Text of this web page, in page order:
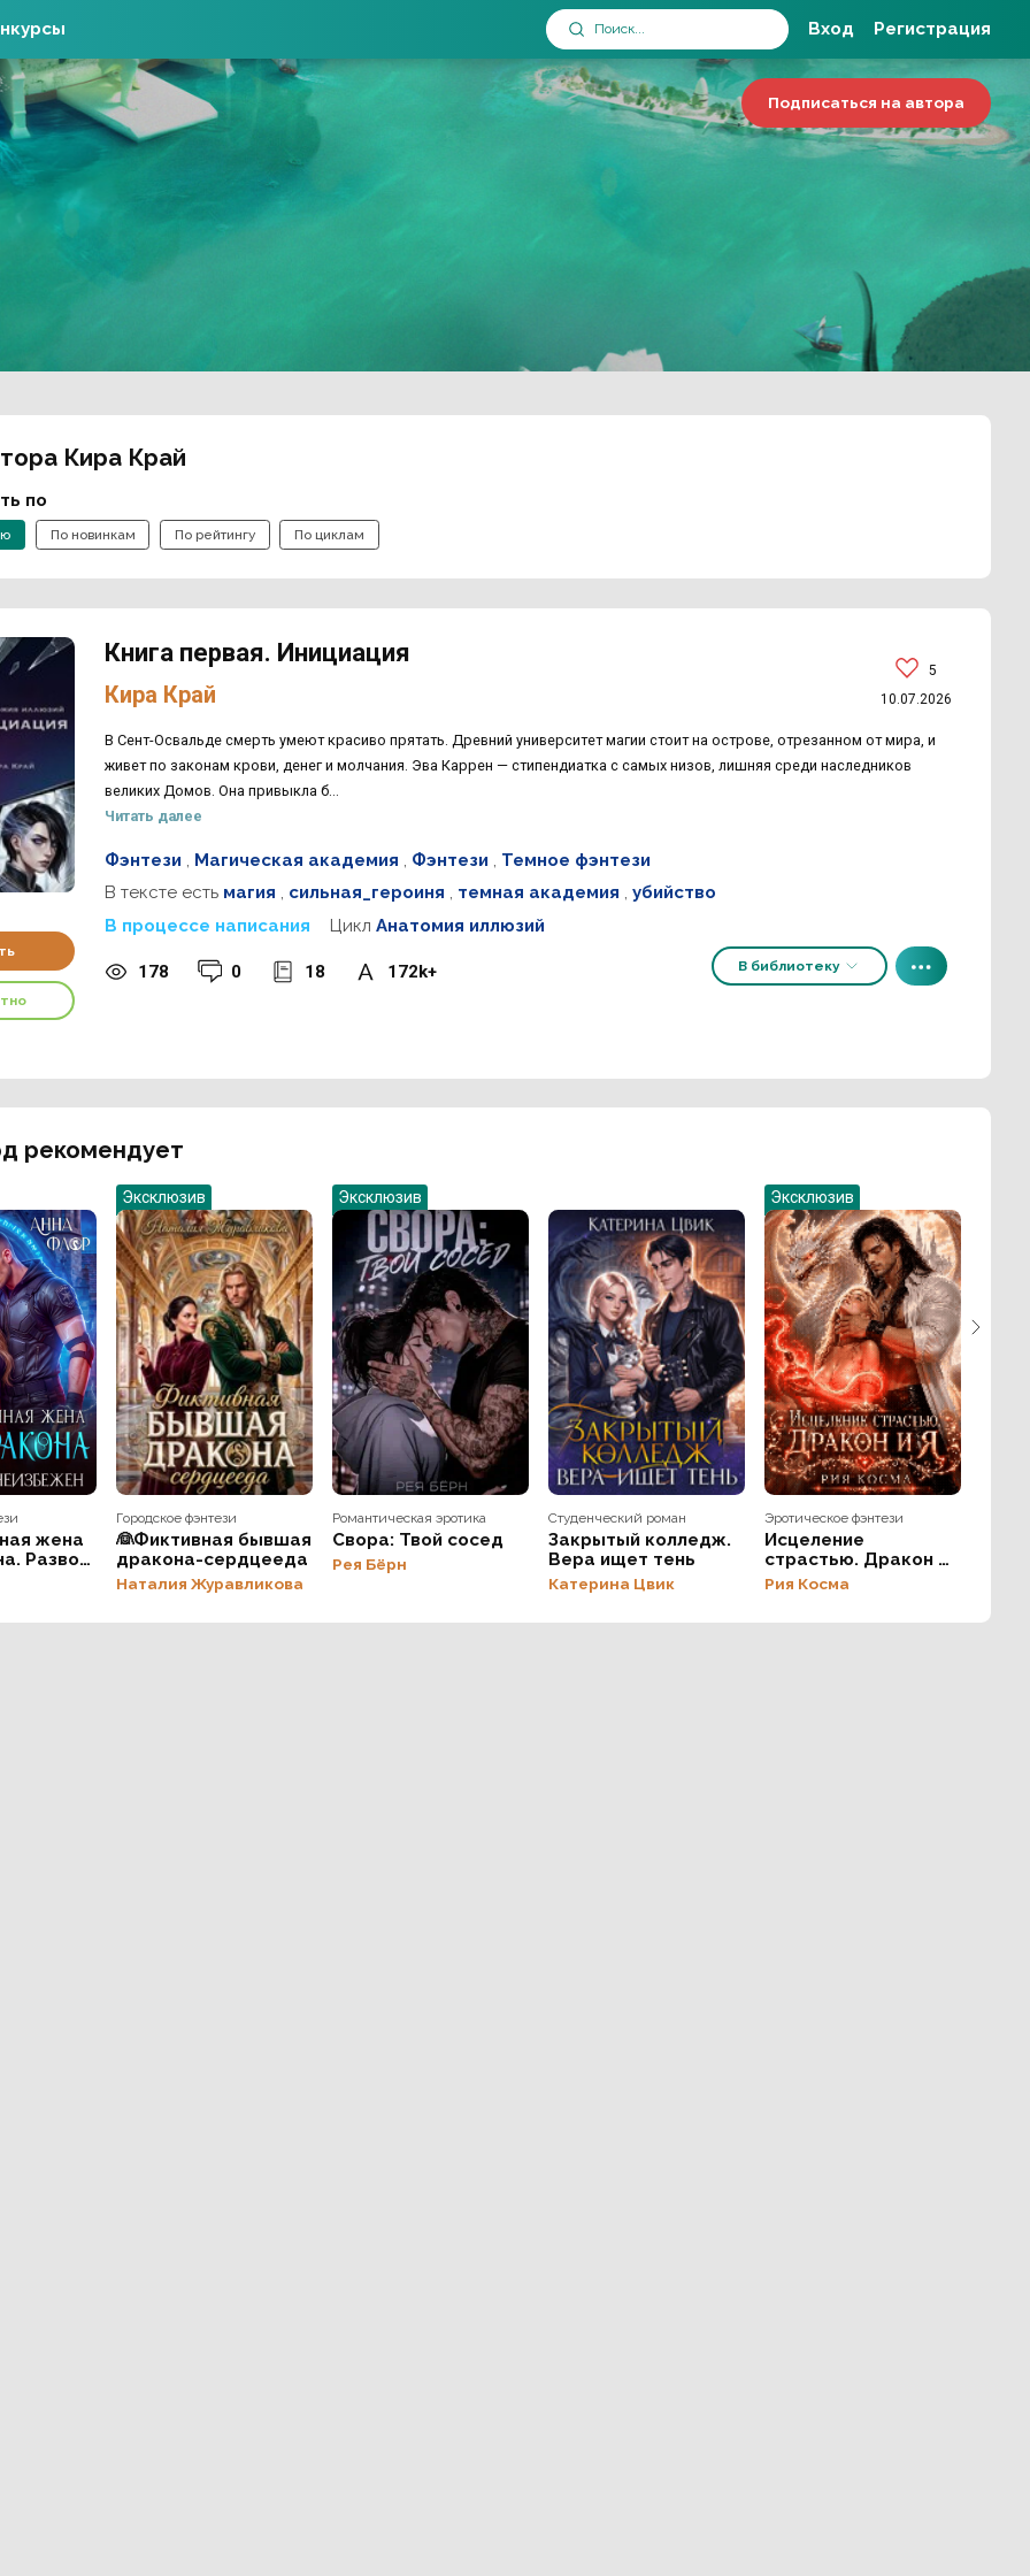
Подписаться на автора
Кира Край
по
По новинкам По рейтингу По циклам
Книга первая. Инициация
Кира Край
5
10.07.2026
В Сент-Освальде смерть умеют красиво прятать. Древний университет магии стоит на острове, отрезанном от мира, и
живет по законам крови, денег и молчания. Эва Каррен — стипендиатка с самых низов, лишняя среди наследников
великих Домов. Она привыкла б...
Читать далее
Фэнтези , Магическая академия , Фэнтези , Темное фэнтези
В тексте есть магия , сильная_героиня , темная академия , убийство
В процессе написания
Цикл Анатомия иллюзий
178 0 18 172k+ В библиотеку
рекомендует
жена
Развод
Эксклюзив
Городское фэнтези
👰Фиктивная бывшая
дракона-сердцееда
Наталия Журавликова
Эксклюзив
Романтическая эротика
Свора: Твой сосед
Рея Бёрн
Студенческий роман
Закрытый колледж.
Вера ищет тень
Катерина Цвик
Эксклюзив
Эротическое фэнтези
Исцеление
страстью. Дракон и
я
Рия Косма
Вход Регистрация